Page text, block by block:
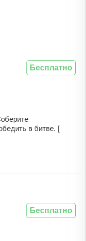
в битве. [
Бесплатно
Бесплатно